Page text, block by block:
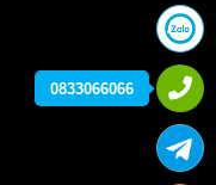
0833066066